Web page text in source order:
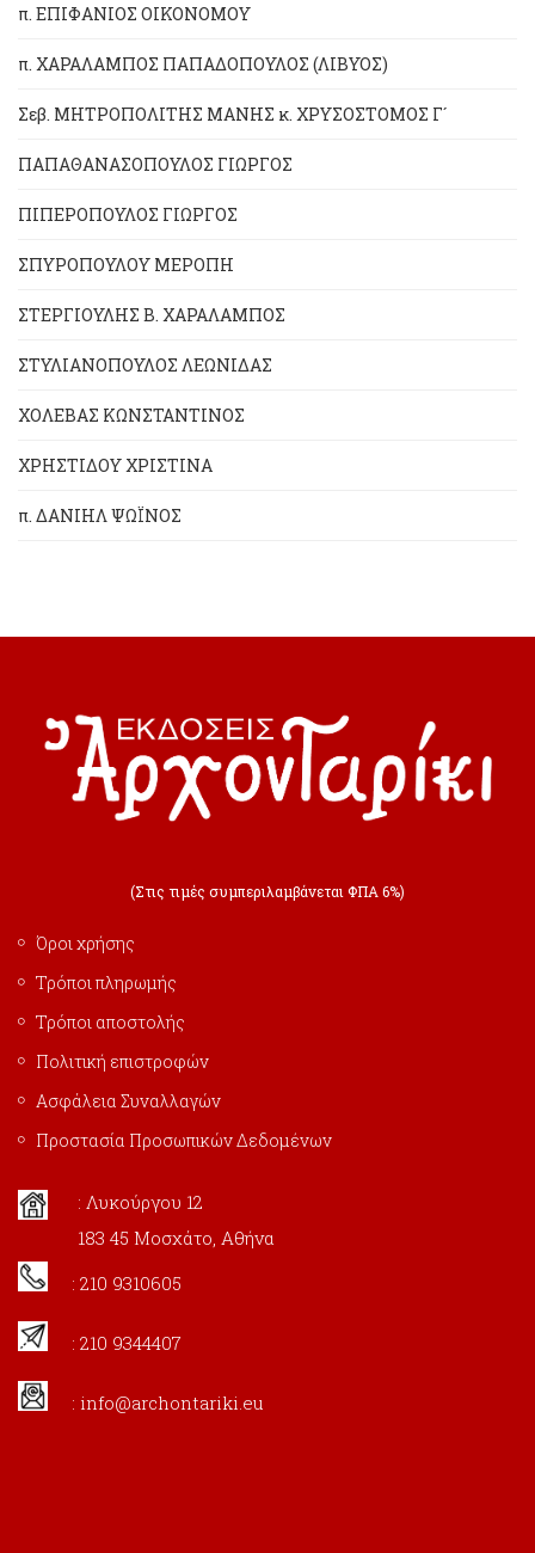
π. ΕΠΙΦΑΝΙΟΣ ΟΙΚΟΝΟΜΟΥ
π. ΧΑΡΑΛΑΜΠΟΣ ΠΑΠΑΔΟΠΟΥΛΟΣ (ΛΙΒΥΟΣ)
Σεβ. ΜΗΤΡΟΠΟΛΙΤΗΣ ΜΑΝΗΣ κ. ΧΡΥΣΟΣΤΟΜΟΣ Γ´
ΠΑΠΑΘΑΝΑΣΟΠΟΥΛΟΣ ΓΙΩΡΓΟΣ
ΠΙΠΕΡΟΠΟΥΛΟΣ ΓΙΩΡΓΟΣ
ΣΠΥΡΟΠΟΥΛΟΥ ΜΕΡΟΠΗ
ΣΤΕΡΓΙΟΥΛΗΣ Β. ΧΑΡΑΛΑΜΠΟΣ
ΣΤΥΛΙΑΝΟΠΟΥΛΟΣ ΛΕΩΝΙΔΑΣ
ΧΟΛΕΒΑΣ ΚΩΝΣΤΑΝΤΙΝΟΣ
ΧΡΗΣΤΙΔΟΥ ΧΡΙΣΤΙΝΑ
π. ΔΑΝΙΗΛ ΨΩΪΝΟΣ
(Στις τιμές συμπεριλαμβάνεται ΦΠΑ 6%)
Όροι χρήσης
Τρόποι πληρωμής
Τρόποι αποστολής
Πολιτική επιστροφών
Ασφάλεια Συναλλαγών
Προστασία Προσωπικών Δεδομένων
: Λυκούργου 12
183 45 Μοσχάτο, Αθήνα
: 210 9310605
: 210 9344407
: info@archontariki.eu